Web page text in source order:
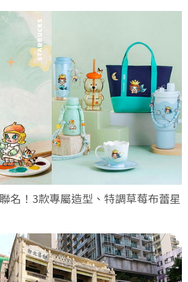
名！3款專屬造型、特調草莓布蕾星